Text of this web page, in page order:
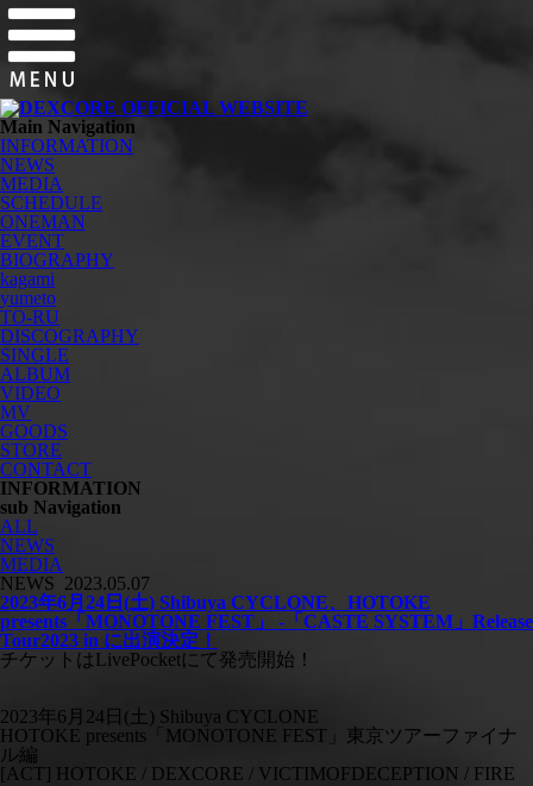
Main Navigation
INFORMATION
NEWS
MEDIA
SCHEDULE
ONEMAN
EVENT
BIOGRAPHY
kagami
yumeto
TO-RU
DISCOGRAPHY
SINGLE
ALBUM
VIDEO
MV
GOODS
STORE
CONTACT
INFORMATION
sub Navigation
ALL
NEWS
MEDIA
NEWS 2023.05.07
2023年6月24日(土) Shibuya CYCLONE、HOTOKE
presents「MONOTONE FEST」 -「CASTE SYSTEM」Release
Tour2023 in に出演決定！
チケットはLivePocketにて発売開始！
2023年6月24日(土) Shibuya CYCLONE
HOTOKE presents「MONOTONE FEST」東京ツアーファイナ
ル編
[ACT] HOTOKE / DEXCORE / VICTIMOFDECEPTION / FIRE